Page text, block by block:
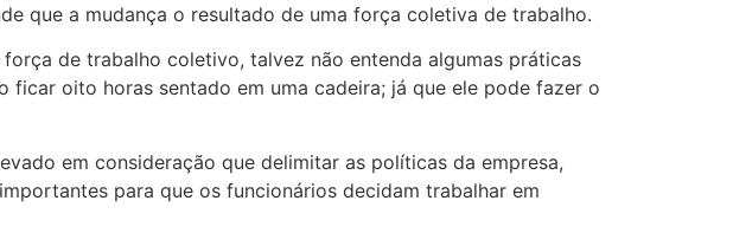
que a mudança o resultado de uma força coletiva de trabalho.
de trabalho coletivo, talvez não entenda algumas práticas
oito horas sentado em uma cadeira; já que ele pode fazer o
em consideração que delimitar as políticas da empresa,
para que os funcionários decidam trabalhar em